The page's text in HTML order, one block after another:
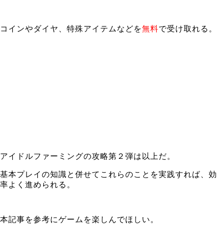
コインやダイヤ、特殊アイテムなどを無料で受け取れる。
アイドルファーミングの攻略第２弾は以上だ。
基本プレイの知識と併せてこれらのことを実践すれば、効
率よく進められる。
本記事を参考にゲームを楽しんでほしい。